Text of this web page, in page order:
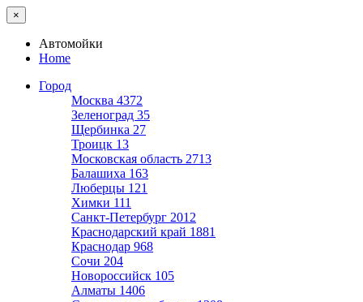
×
Автомойки
Home
Город
Москва 4372
Зеленоград 35
Щербинка 27
Троицк 13
Московская область 2713
Балашиха 163
Люберцы 121
Химки 111
Санкт-Петербург 2012
Краснодарский край 1881
Краснодар 968
Сочи 204
Новороссийск 105
Алматы 1406